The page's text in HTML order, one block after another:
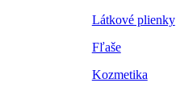
Látkové plienky
Fľaše
Kozmetika